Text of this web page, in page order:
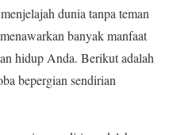
dunia tanpa teman
banyak manfaat
hidup Anda. Berikut adalah
bepergian sendirian